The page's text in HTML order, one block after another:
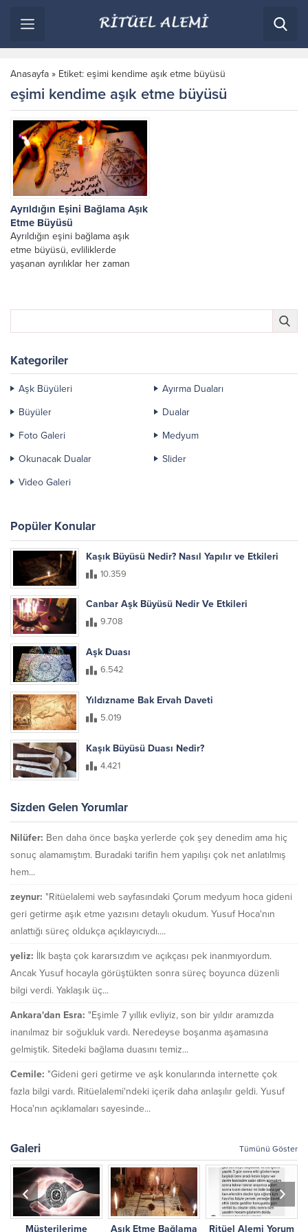
Anasayfa » Etiket: eşimi kendime aşık etme büyüsü
eşimi kendime aşık etme büyüsü
Ayrıldığın Eşini Bağlama Aşık
Etme Büyüsü
Ayrıldığın eşini bağlama aşık
etme büyüsü, evliliklerde
yaşanan ayrılıklar her zaman
Kategoriler
Aşk Büyüleri
Ayırma Duaları
Büyüler
Dualar
Foto Galeri
Medyum
Okunacak Dualar
Slider
Video Galeri
Popüler Konular
Kaşık Büyüsü Nedir? Nasıl Yapılır ve Etkileri
10.359
Canbar Aşk Büyüsü Nedir Ve Etkileri
9.708
Aşk Duası
6.542
Yıldızname Bak Ervah Daveti
5.019
Kaşık Büyüsü Duası Nedir?
4.421
Sizden Gelen Yorumlar
Nilüfer: Ben daha önce başka yerlerde çok şey denedim ama hiç
sonuç alamamıştım. Buradaki tarifin hem yapılışı çok net anlatılmış
hem...
zeynur: "Ritüelalemi web sayfasındaki Çorum medyum hoca gideni
geri getirme aşık etme yazısını detaylı okudum. Yusuf Hoca'nın
anlattığı süreç oldukça açıklayıcıydı....
yeliz: İlk başta çok kararsızdım ve açıkçası pek inanmıyordum.
Ancak Yusuf hocayla görüştükten sonra süreç boyunca düzenli
bilgi verdi. Yaklaşık üç...
Ankara'dan Esra: "Eşimle 7 yıllık evliyiz, son bir yıldır aramızda
inanılmaz bir soğukluk vardı. Neredeyse boşanma aşamasına
gelmiştik. Sitedeki bağlama duasını temiz...
Cemile: "Gideni geri getirme ve aşk konularında internette çok
fazla bilgi vardı. Ritüelalemi'ndeki içerik daha anlaşılır geldi. Yusuf
Hoca'nın açıklamaları sayesinde...
Galeri Tümünü Göster
Müşterilerime Aşık Etme Bağlama Ritüel Alemi Yorum